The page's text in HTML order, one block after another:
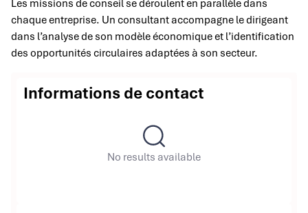
Les missions de conseil se déroulent en parallèle dans
chaque entreprise. Un consultant accompagne le dirigeant
dans l’analyse de son modèle économique et l’identification
des opportunités circulaires adaptées à son secteur.
Informations de contact
No results available